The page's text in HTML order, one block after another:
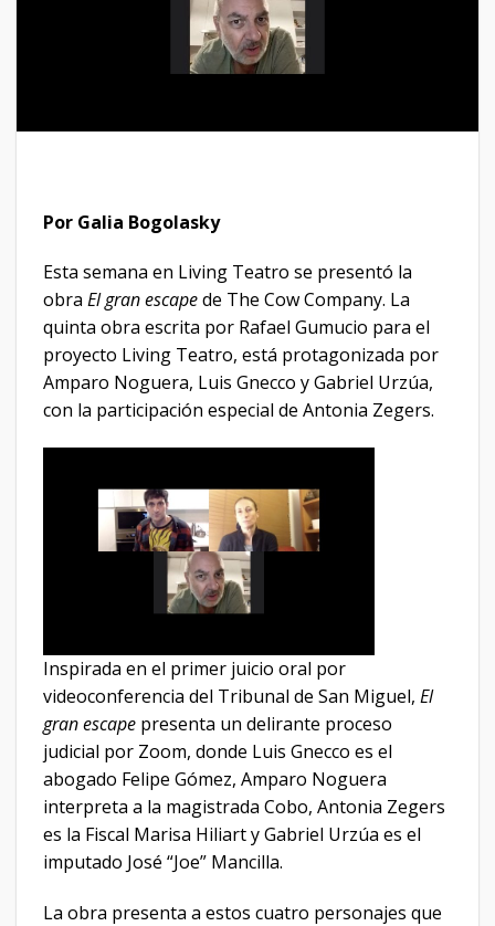
Por Galia Bogolasky
Esta semana en Living Teatro se presentó la
obra El gran escapede The Cow Company. La
quinta obra escrita por Rafael Gumucio para el
proyecto Living Teatro, está protagonizada por
Amparo Noguera, Luis Gnecco y Gabriel Urzúa,
con la participación especial de Antonia Zegers.
Inspirada en el primer juicio oral por
videoconferencia del Tribunal de San Miguel, El
gran escape presenta un delirante proceso
judicial por Zoom, donde Luis Gnecco es el
abogado Felipe Gómez, Amparo Noguera
interpreta a la magistrada Cobo, Antonia Zegers
es la Fiscal Marisa Hiliart y Gabriel Urzúa es el
imputado José “Joe” Mancilla.
La obra presenta a estos cuatro personajes que